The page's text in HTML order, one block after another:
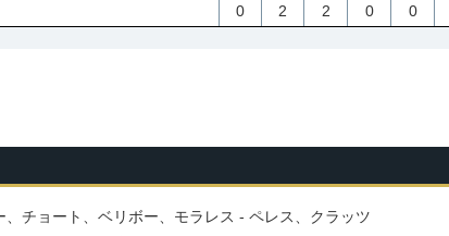
0
2 2 0 0
、チョート、ベリボー、モラレス - ペレス、クラッツ